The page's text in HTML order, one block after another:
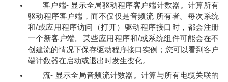
客户端- 显示全局驱动程序客户端计数器。计算所有
驱动程序客户端，而不仅仅是音频流 所有者。每次系统
和/或应用程序访问（打开）驱动程序接口时，都会注册
一个新客户端。某些应用程序和/或系统组件可能会在不
创建流的情况下保存驱动程序接口实例；您可以看到客户
端计数器在启动或退出时发生变化。
流- 显示全局音频流计数器。计算与所有电缆关联的